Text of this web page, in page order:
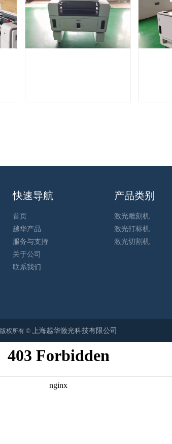
快速导航
首页
越华产品
服务与支持
关于公司
联系我们
产品类别
激光雕刻机
激光打标机
激光切割机
版权所有 © 上海越华激光科技有限公司